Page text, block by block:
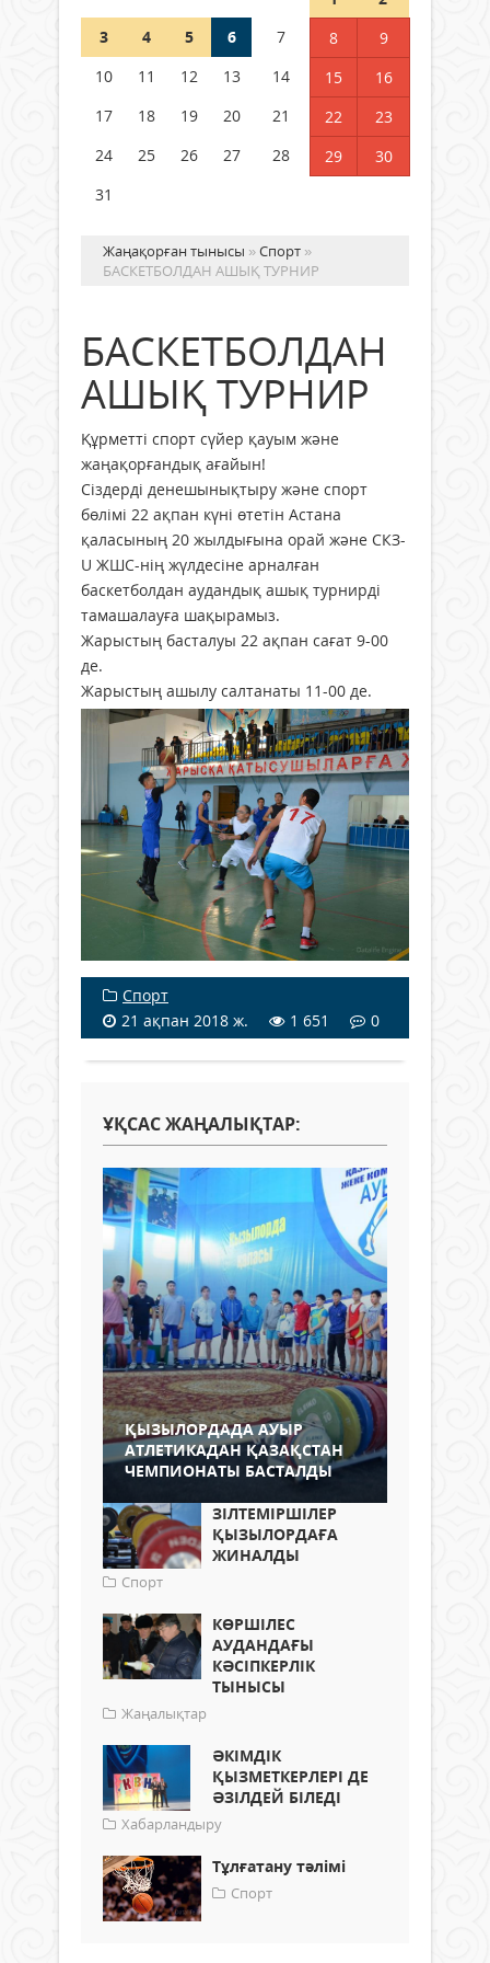
Германия аптап ыстыққа
бастады
04 тамыз 2026 ж.
3
4 5 6 7 8
9
10
11 12 13 14 15
16
17
18 19 20 21 22
23
24
25 26 27 28 29
30
31
Жаңақорған тынысы »Спорт »
БАСКЕТБОЛДАН АШЫҚ ТУРНИР
БАСКЕТБОЛДАН
АШЫҚ ТУРНИР
Құрметті спорт сүйер қауым және
жаңақорғандық ағайын!
Сіздерді денешынықтыру және спорт
бөлімі 22 ақпан күні өтетін Астана
қаласының 20 жылдығына орай және СКЗ-
U ЖШС-нің жүлдесіне арналған
баскетболдан аудандық ашық турнирді
тамашалауға шақырамыз.
Жарыстың басталуы 22 ақпан сағат 9-00
де.
Жарыстың ашылу салтанаты 11-00 де.
Спорт
21 ақпан 2018 ж.
1 651 0
ҰҚСАС ЖАҢАЛЫҚТАР:
ҚЫЗЫЛОРДАДА АУЫР
АТЛЕТИКАДАН ҚАЗАҚСТАН
ЧЕМПИОНАТЫ БАСТАЛДЫ
ЗІЛТЕМІРШІЛЕР
ҚЫЗЫЛОРДАҒА
ЖИНАЛДЫ
Спорт
КӨРШІЛЕС
АУДАНДАҒЫ
КӘСІПКЕРЛІК
ТЫНЫСЫ
Жаңалықтар
ӘКІМДІК
ҚЫЗМЕТКЕРЛЕРІ ДЕ
ӘЗІЛДЕЙ БІЛЕДІ
Хабарландыру
Тұлғатану тәлімі
Спорт